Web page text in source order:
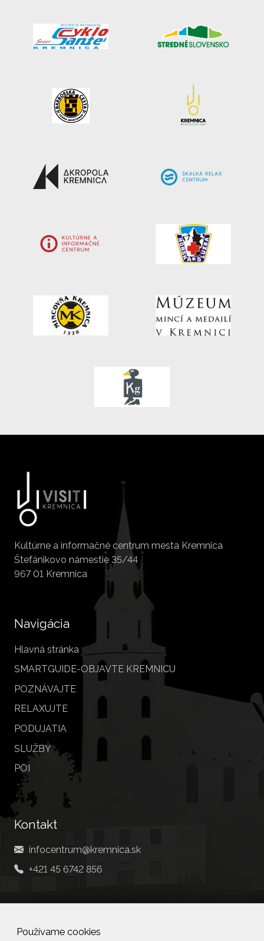
Používame cookies
Kultúrne a informačné centrum mesta Kremnica
Štefánikovo námestie 35/44
967 01 Kremnica
Navigácia
Hlavná stránka
SMARTGUIDE-OBJAVTE KREMNICU
POZNÁVAJTE
RELAXUJTE
PODUJATIA
SLUŽBY
POI
Kontakt
infocentrum@kremnica.sk
+421 45 6742 856
Social